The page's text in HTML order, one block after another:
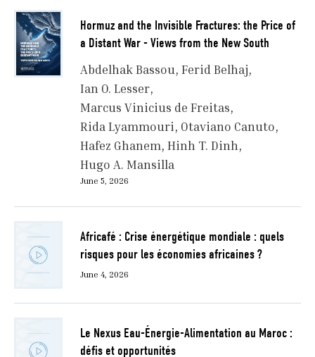
Hormuz and the Invisible Fractures: the Price of
a Distant War - Views from the New South
Abdelhak Bassou Ferid Belhaj
Ian O. Lesser
Marcus Vinicius de Freitas
Rida Lyammouri Otaviano Canuto
Hafez Ghanem Hinh T. Dinh
Hugo A. Mansilla
June 5, 2026
Africafé : Crise énergétique mondiale : quels
risques pour les économies africaines ?
June 4, 2026
Le Nexus Eau-Énergie-Alimentation au Maroc :
défis et opportunités